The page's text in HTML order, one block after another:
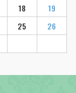
18
19
25
26